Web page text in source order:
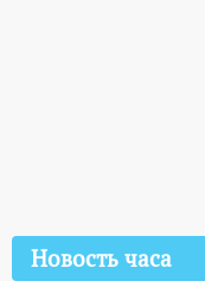
Новость часа